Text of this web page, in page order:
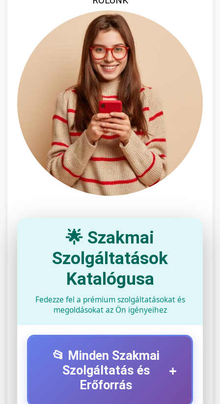
🌟 Szakmai
Szolgáltatások
Katalógusa
Fedezze fel a prémium szolgáltatásokat és
megoldásokat az Ön igényeihez
📂 Minden Szakmai
Szolgáltatás és
Erőforrás
+